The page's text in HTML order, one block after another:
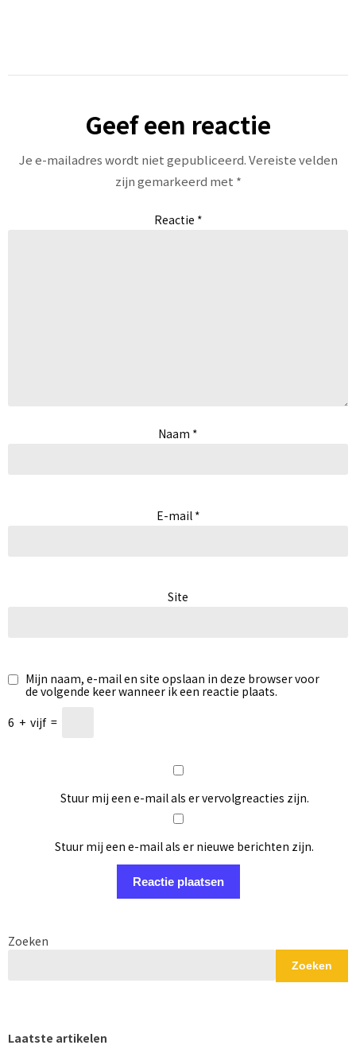
Geef een reactie
Je e-mailadres wordt niet gepubliceerd.Vereiste velden
zijn gemarkeerd met *
Reactie *
Naam *
E-mail *
Site
Mijn naam, e-mail en site opslaan in deze browser voor
de volgende keer wanneer ik een reactie plaats.
6 + vijf =
Stuur mij een e-mail als er vervolgreacties zijn.
Stuur mij een e-mail als er nieuwe berichten zijn.
Zoeken
Zoeken
Laatste artikelen